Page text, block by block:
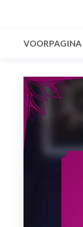
contentVOORPAGINA